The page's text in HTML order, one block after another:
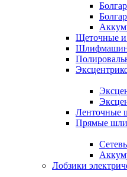
Щеточные и
Ленточные
Прямые
Лобзики